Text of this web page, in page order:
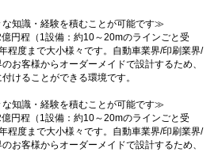
知識・経験を積むことが可能です≫
円程（1設備：約10～20mのラインごと受
程度まで大小様々です。自動車業界/印刷業界/
お客様からオーダーメイドで設計するため、
けることができる環境です。
知識・経験を積むことが可能です≫
円程（1設備：約10～20mのラインごと受
程度まで大小様々です。自動車業界/印刷業界/
お客様からオーダーメイドで設計するため、